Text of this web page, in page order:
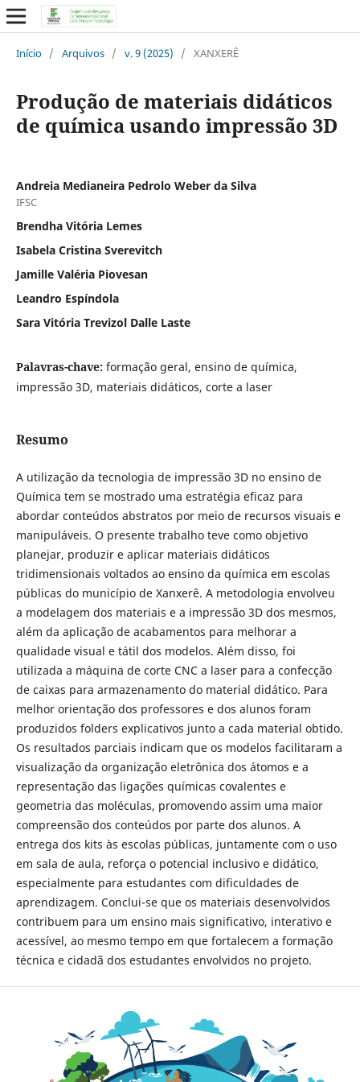
Início / Arquivos / v. 9 (2025) / XANXERÊ
Produção de materiais didáticos
de química usando impressão 3D
Andreia Medianeira Pedrolo Weber da Silva
IFSC
Brendha Vitória Lemes
Isabela Cristina Sverevitch
Jamille Valéria Piovesan
Leandro Espíndola
Sara Vitória Trevizol Dalle Laste
Palavras-chave: formação geral, ensino de química,
impressão 3D, materiais didáticos, corte a laser
Resumo
A utilização da tecnologia de impressão 3D no ensino de
Química tem se mostrado uma estratégia eficaz para
abordar conteúdos abstratos por meio de recursos visuais e
manipuláveis. O presente trabalho teve como objetivo
planejar, produzir e aplicar materiais didáticos
tridimensionais voltados ao ensino da química em escolas
públicas do município de Xanxerê. A metodologia envolveu
a modelagem dos materiais e a impressão 3D dos mesmos,
além da aplicação de acabamentos para melhorar a
qualidade visual e tátil dos modelos. Além disso, foi
utilizada a máquina de corte CNC a laser para a confecção
de caixas para armazenamento do material didático. Para
melhor orientação dos professores e dos alunos foram
produzidos folders explicativos junto a cada material obtido.
Os resultados parciais indicam que os modelos facilitaram a
visualização da organização eletrônica dos átomos e a
representação das ligações químicas covalentes e
geometria das moléculas, promovendo assim uma maior
compreensão dos conteúdos por parte dos alunos. A
entrega dos kits às escolas públicas, juntamente com o uso
em sala de aula, reforça o potencial inclusivo e didático,
especialmente para estudantes com dificuldades de
aprendizagem. Conclui-se que os materiais desenvolvidos
contribuem para um ensino mais significativo, interativo e
acessível, ao mesmo tempo em que fortalecem a formação
técnica e cidadã dos estudantes envolvidos no projeto.